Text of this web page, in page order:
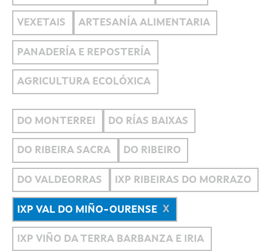
VEXETAIS ARTESANÍA ALIMENTARIA
PANADERÍA E REPOSTERÍA
AGRICULTURA ECOLÓXICA
DO MONTERREI DO RÍAS BAIXAS
DO RIBEIRA SACRA DO RIBEIRO
DO VALDEORRAS IXP RIBEIRAS DO MORRAZO
IXP VAL DO MIÑO-OURENSE
IXP VIÑO DA TERRA BARBANZA E IRIA